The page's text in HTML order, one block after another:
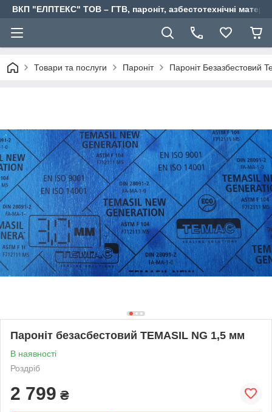
ВКП "ЕЛПТЕКС" ТОВ – ГТВ, пароніт, азбестотехнічні
Товари та послуги Пароніт Пароніт Безазбестовий
Пароніт безасбестовий TEMASIL NG 1,5 мм
В наявності
Роздріб
2 799 ₴